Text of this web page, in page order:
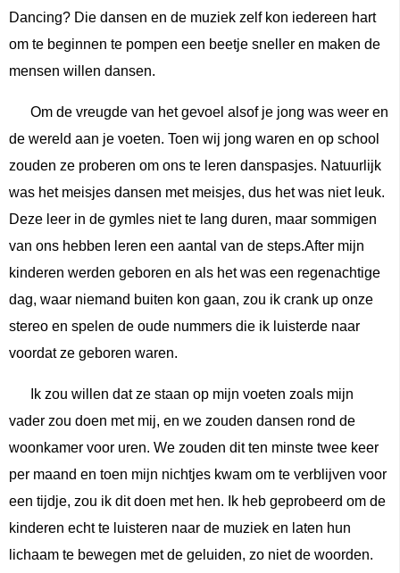
Dancing? Die dansen en de muziek zelf kon iedereen hart
om te beginnen te pompen een beetje sneller en maken de
mensen willen dansen.
Om de vreugde van het gevoel alsof je jong was weer en
de wereld aan je voeten. Toen wij jong waren en op school
zouden ze proberen om ons te leren danspasjes. Natuurlijk
was het meisjes dansen met meisjes, dus het was niet leuk.
Deze leer in de gymles niet te lang duren, maar sommigen
van ons hebben leren een aantal van de steps.After mijn
kinderen werden geboren en als het was een regenachtige
dag, waar niemand buiten kon gaan, zou ik crank up onze
stereo en spelen de oude nummers die ik luisterde naar
voordat ze geboren waren.
Ik zou willen dat ze staan ​​op mijn voeten zoals mijn
vader zou doen met mij, en we zouden dansen rond de
woonkamer voor uren. We zouden dit ten minste twee keer
per maand en toen mijn nichtjes kwam om te verblijven voor
een tijdje, zou ik dit doen met hen. Ik heb geprobeerd om de
kinderen echt te luisteren naar de muziek en laten hun
lichaam te bewegen met de geluiden, zo niet de woorden.